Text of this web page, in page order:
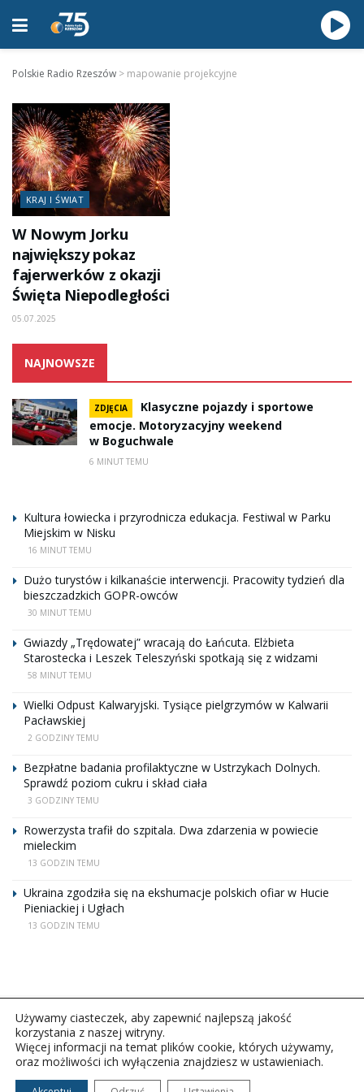
Polskie Radio Rzeszów > mapowanie projekcyjne
KRAJ I ŚWIAT
W Nowym Jorku
największy pokaz
fajerwerków z okazji
Święta Niepodległości
05.07.2025
NAJNOWSZE
ZDJĘCIA
Klasyczne pojazdy i sportowe
emocje. Motoryzacyjny weekend
w Boguchwale
6 MINUT TEMU
Kultura łowiecka i przyrodnicza edukacja. Festiwal w Parku
Miejskim w Nisku
16 MINUT TEMU
Dużo turystów i kilkanaście interwencji. Pracowity tydzień dla
bieszczadzkich GOPR-owców
30 MINUT TEMU
Gwiazdy „Trędowatej” wracają do Łańcuta. Elżbieta
Starostecka i Leszek Teleszyński spotkają się z widzami
58 MINUT TEMU
Wielki Odpust Kalwaryjski. Tysiące pielgrzymów w Kalwarii
Pacławskiej
2 GODZINY TEMU
Bezpłatne badania profilaktyczne w Ustrzykach Dolnych.
Sprawdź poziom cukru i skład ciała
3 GODZINY TEMU
Rowerzysta trafił do szpitala. Dwa zdarzenia w powiecie
mieleckim
13 GODZIN TEMU
Ukraina zgodziła się na ekshumacje polskich ofiar w Hucie
Pieniackiej i Ugłach
13 GODZIN TEMU
Copyright © 2026Polskie Radio Rzeszów S.A. w likwidacj.
Używamy ciasteczek, aby zapewnić najlepszą jakość
korzystania z naszej witryny.
Więcej informacji na temat plików cookie, których używamy,
oraz możliwości ich wyłączenia znajdziesz w ustawieniach.